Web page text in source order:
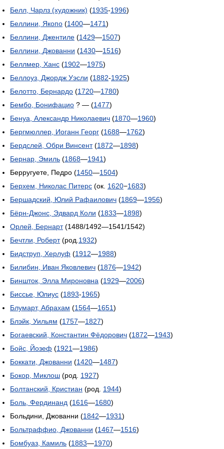
Белл, Чарлз (художник) (1935-1996)
Беллини, Якопо (1400—1471)
Беллини, Джентиле (1429—1507)
Беллини, Джованни (1430—1516)
Беллмер, Ханс (1902—1975)
Беллоуз, Джордж Уэсли (1882-1925)
Белотто, Бернардо (1720—1780)
Бембо, Бонифацио ? — (1477)
Бенуа, Александр Николаевич (1870—1960)
Бергмюллер, Иоганн Георг (1688—1762)
Бердслей, Обри Винсент(1872—1898)
Бернар, Эмиль (1868—1941)
Берругуете, Педро (1450—1504)
Берхем, Николас Питерс (ок. 1620−1683)
Бершадский, Юлий Рафаилович (1869—1956)
Бёрн-Джонс, Эдвард Коли (1833—1898)
Орлей, Бернарт(1488/1492—1541/1542)
Бечтли, Роберт(род. 1932)
Бидструп, Херлуф (1912—1988)
Билибин, Иван Яковлевич (1876—1942)
Биншток, Элла Мироновна (1929—2006)
Биссье, Юлиус (1893-1965)
Блумарт, Абрахам (1564—1651)
Блэйк, Уильям (1757—1827)
Богаевский, Константин Фёдорович (1872—1943)
Бойс, Йозеф (1921—1986)
Боккати, Джованни (1420—1487)
Бокор, Миклош (род. 1927)
Болтанский, Кристиан (род. 1944)
Боль, Фердинанд (1616—1680)
Больдини, Джованни (1842—1931)
Больтраффио, Джованни (1467—1516)
Бомбуаз, Камиль (1883—1970)